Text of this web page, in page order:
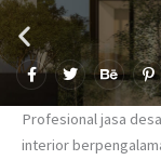
F
a
e
b
o
T
w
t
t
e
B
e
h
a
n
c
P
i
n
t
e
r
Profesional jasa
interior